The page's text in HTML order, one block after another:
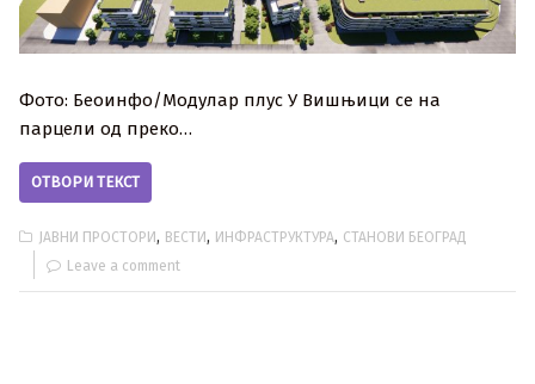
Фото: Беоинфо/Модулар плус У Вишњици се на
парцели од преко…
ОТВОРИ ТЕКСТ
ЈАВНИ ПРОСТОРИ, ВЕСТИ, ИНФРАСТРУКТУРА, СТАНОВИ БЕОГРАД
Leave a comment